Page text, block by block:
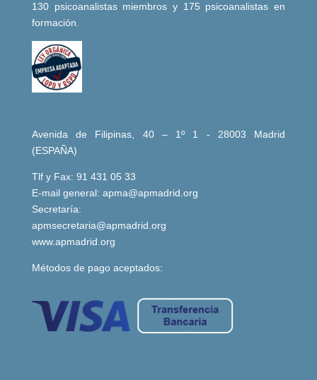
130 psicoanalistas miembros y 175 psicoanalistas en
formación.
Avenida de Filipinas, 40 – 1º 1 - 28003 Madrid
(ESPAÑA)
Tlf y Fax: 91 431 05 33
E-mail general: apma@apmadrid.org
Secretaría:
apmsecretaria@apmadrid.org
www.apmadrid.org
Métodos de pago aceptados: